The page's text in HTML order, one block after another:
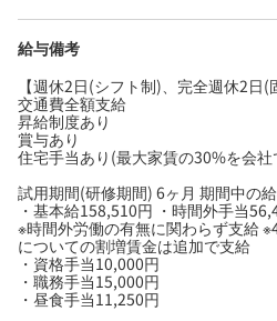
給与備考
【週休2日(シフト制)、完全週休2日(
交通費全額支給
昇給制度あり
賞与あり
住宅手当あり(最大家賃の30%を会社
試用期間(研修期間) 6ヶ月 期間中の
・基本給158,510円 ・時間外手当
※時間外労働の有無に関わらず支給
についての割増賃金は追加で支給
・資格手当10,000円
・職務手当15,000円
・昼食手当11,250円